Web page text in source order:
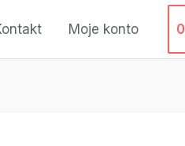
Moje konto